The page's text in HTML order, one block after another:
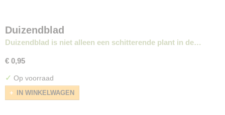
Duizendblad
Duizendblad is niet alleen een schitterende plant in de…
€ 0,95
✓ Op voorraad
IN WINKELWAGEN